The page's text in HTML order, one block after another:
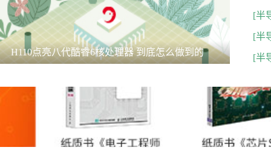
H110点亮八代酷睿6核处理器 到底怎么做到的 专利
[半
[半
[半